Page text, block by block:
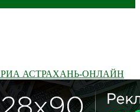
РИА АСТРАХАНЬ-ОНЛАЙН